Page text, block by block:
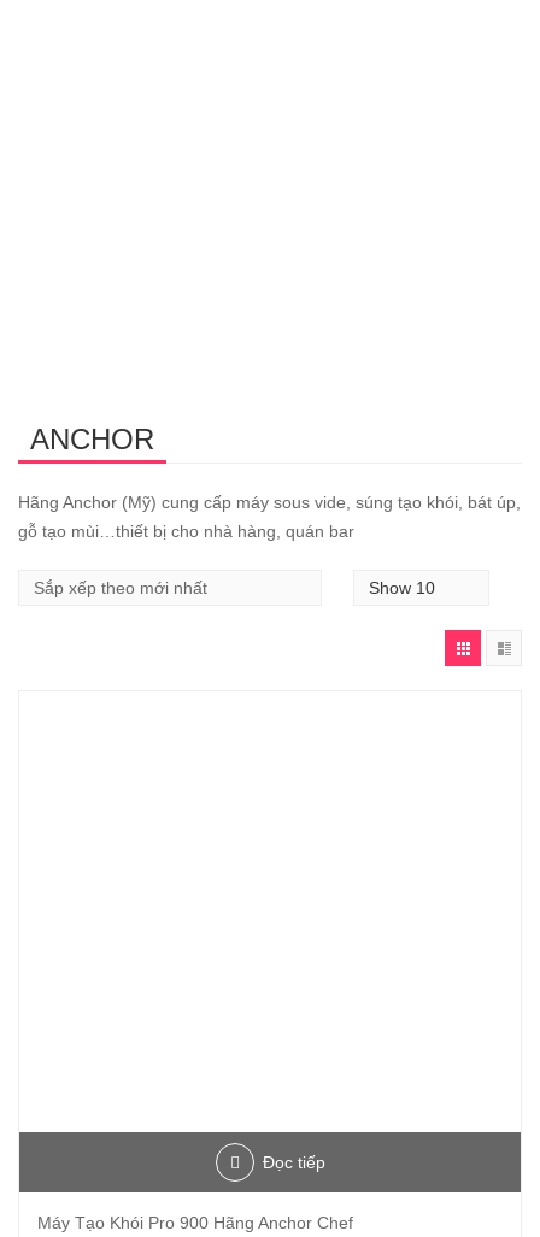
ANCHOR
Hãng Anchor (Mỹ) cung cấp máy sous vide, súng tạo khói, bát úp,
gỗ tạo mùi…thiết bị cho nhà hàng, quán bar
Đọc tiếp
Máy Tạo Khói Pro 900 Hãng Anchor Chef